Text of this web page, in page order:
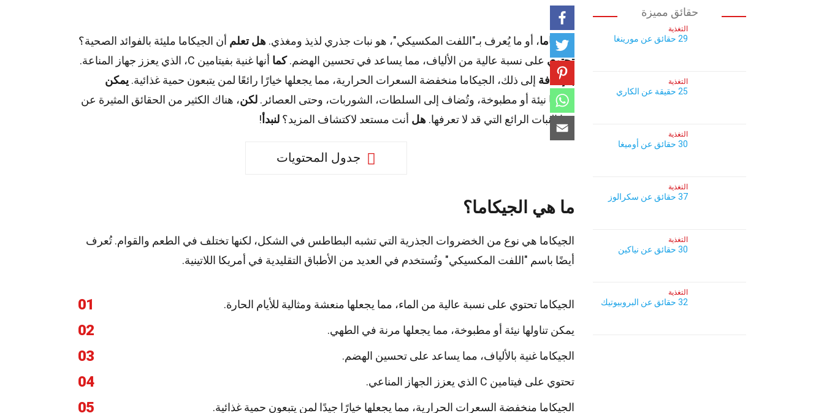
الجيكاما، أو ما يُعرف بـ"اللفت المكسيكي"، هو نبات جذري لذيذ ومغذي. هل تعلم أن الجيكاما مليئة بالفوائد الصحية؟
تحتوي على نسبة عالية من الألياف، مما يساعد في تحسين الهضم.كما أنها غنية بفيتامين C، الذي يعزز جهاز المناعة.
بالإضافة إلى ذلك، الجيكاما منخفضة السعرات الحرارية، مما يجعلها خيارًا رائعًا لمن يتبعون حمية غذائية. يمكن
تناولها نيئة أو مطبوخة، وتُضاف إلى السلطات، الشوربات، وحتى العصائر. لكن، هناك الكثير من الحقائق المثيرة عن
هذا النبات الرائع التي قد لا تعرفها. هل أنت مستعد لاكتشاف المزيد؟ لنبدأ!
جدول المحتويات
ما هي الجيكاما؟
الجيكاما هي نوع من الخضروات الجذرية التي تشبه البطاطس في الشكل، لكنها تختلف في الطعم والقوام. تُعرف
أيضًا باسم "اللفت المكسيكي" وتُستخدم في العديد من الأطباق التقليدية في أمريكا اللاتينية.
01 الجيكاما تحتوي على نسبة عالية من الماء، مما يجعلها منعشة ومثالية للأيام الحارة.
02 يمكن تناولها نيئة أو مطبوخة، مما يجعلها مرنة في الطهي.
03 الجيكاما غنية بالألياف، مما يساعد على تحسين الهضم.
04 تحتوي على فيتامين C الذي يعزز الجهاز المناعي.
05 الجيكاما منخفضة السعرات الحرارية، مما يجعلها خيارًا جيدًا لمن يتبعون حمية غذائية.
حقائق مميزة
التغذية
29 حقائق عن مورينغا
التغذية
25 حقيقة عن الكاري
التغذية
30 حقائق عن أوميغا
التغذية
37 حقائق عن سكرالوز
التغذية
30 حقائق عن نياكين
التغذية
32 حقائق عن البروبيوتيك